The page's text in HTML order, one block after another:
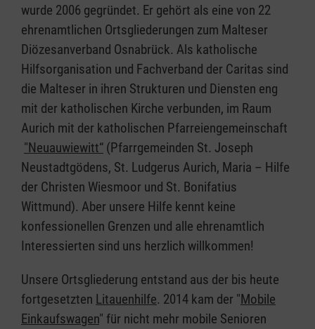
wurde 2006 gegründet. Er gehört als eine von 22
ehrenamtlichen Ortsgliederungen zum Malteser
Diözesanverband Osnabrück. Als katholische
Hilfsorganisation und Fachverband der Caritas sind
die Malteser in ihren Strukturen und Diensten eng
mit der katholischen Kirche verbunden, im Raum
Aurich mit der katholischen Pfarreiengemeinschaft
"Neuauwiewitt“ (Pfarrgemeinden St. Joseph
Neustadtgödens, St. Ludgerus Aurich, Maria – Hilfe
der Christen Wiesmoor und St. Bonifatius
Wittmund). Aber unsere Hilfe kennt keine
konfessionellen Grenzen und alle ehrenamtlich
Interessierten sind uns herzlich willkommen!
Unsere Ortsgliederung entstand aus der bis heute
fortgesetzten Litauenhilfe. 2014 kam der "Mobile
Einkaufswagen" für nicht mehr mobile Senioren